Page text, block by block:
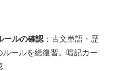
ールの確認 ：古文単語・歴
ールを総復習。暗記カー